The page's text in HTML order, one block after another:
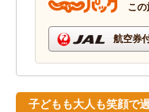
こ
航空券
子どもも大人も笑顔で